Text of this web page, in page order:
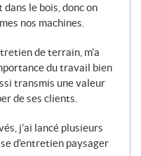
le bois, donc on
nos machines.
de terrain, m’a
du travail bien
transmis une valeur
de ses clients.
j’ai lancé plusieurs
d’entretien paysager